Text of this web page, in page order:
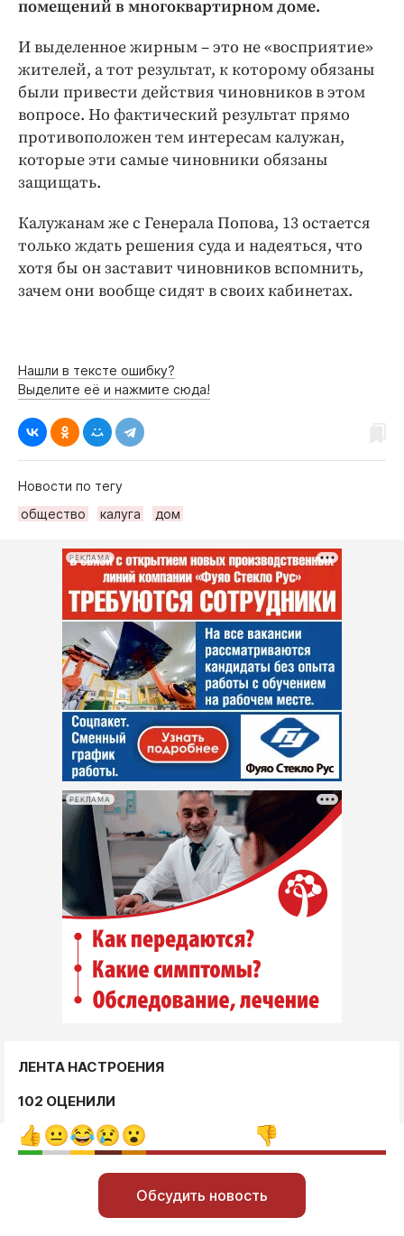
помещений в многоквартирном доме.
И выделенное жирным – это не «восприятие»
жителей, а тот результат, к которому обязаны
были привести действия чиновников в этом
вопросе. Но фактический результат прямо
противоположен тем интересам калужан,
которые эти самые чиновники обязаны
защищать.
Калужанам же с Генерала Попова, 13 остается
только ждать решения суда и надеяться, что
хотя бы он заставит чиновников вспомнить,
зачем они вообще сидят в своих кабинетах.
Нашли в тексте ошибку?
Выделите её и нажмите сюда!
Новости по тегу
общество
калуга дом
РЕКЛАМА
РЕКЛАМА
ЛЕНТА НАСТРОЕНИЯ
102 ОЦЕНИЛИ
Обсудить новость